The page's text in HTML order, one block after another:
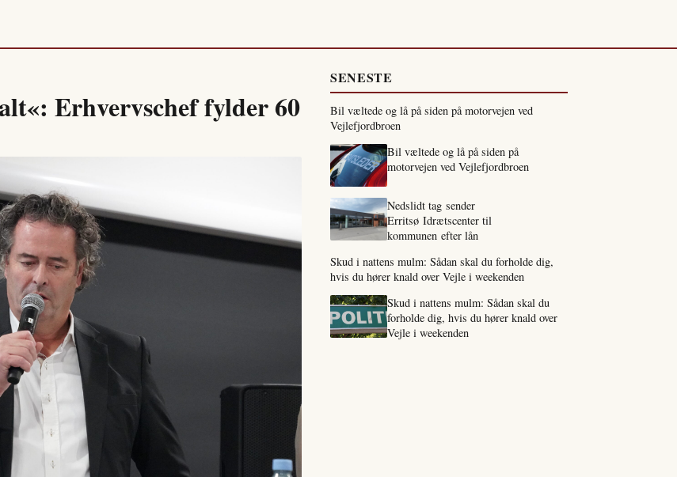
Erhvervschef fylder 60
SENESTE
Bil væltede og lå på siden på motorvejen ved
Vejlefjordbroen
Bil væltede og lå på siden på
motorvejen ved Vejlefjordbroen
Nedslidt tag sender
Erritsø Idrætscenter til
kommunen efter lån
Skud i nattens mulm: Sådan skal du forholde dig,
hvis du hører knald over Vejle i weekenden
Skud i nattens mulm: Sådan skal du
forholde dig, hvis du hører knald over
Vejle i weekenden